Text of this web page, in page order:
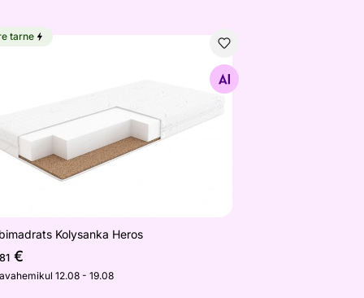
tarne
Kolysanka Heros
€
12.08 - 19.08